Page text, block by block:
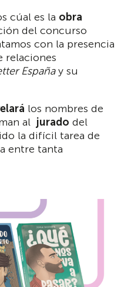
cúal es la obra
del concurso
con la presencia
relaciones
Españay su
los nombres de
al jurado del
la difícil tarea de
entre tanta